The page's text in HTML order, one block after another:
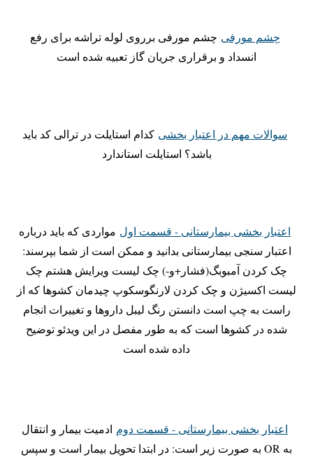
چشم مورفی چشم مورفی برروی لوله تراشه برای رفع
انسداد و برقراری جریان گاز تعبیه شده است
سوالات مهم در اعتبار بخشی کدام استایلت در ترالی کد باید
باشد؟ استایلت استاندارد
اعتبار بخشی بیمارستانی - قسمت اول مواردی که باید درباره
اعتبار سنجی بیمارستانی بدانید و ممکن است از شما بپرسند:
چک کردن آمبوبگ(فشار+و-) چک لیست ویرایش هشتم چک
لیست اکسیژن و چک کردن لارنگوسکوپ چیدمان کشوها که از
راست به چپ است دانستن رنگ لیبل داروها و تغییرات انجام
شده در کشوها است که به طور مفصل در این ویدئو توضیح
داده شده است
اعتبار بخشی بیمارستانی - قسمت دوم ادمیت بیمار و انتقال
به OR به صورت زیر است: در ابتدا تحویل بیمار است و سپس